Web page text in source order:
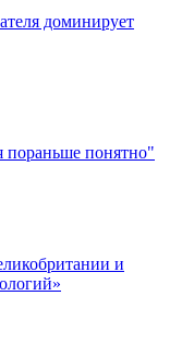
доминирует
пораньше понятно"
и